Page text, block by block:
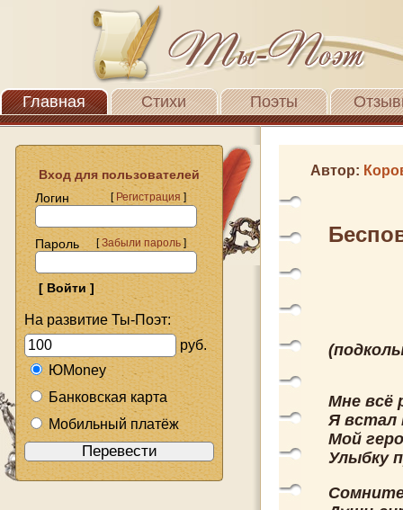
Главная Стихи Поэты
Вход для пользователей
Логин
[Регистрация]
Пароль [Забыли пароль]
На развитие Ты-Поэт:
руб.
ЮMoney
Банковская карта
Мобильный платёж
Автор:
Мне всё
Я встал
Мой
Улыбку